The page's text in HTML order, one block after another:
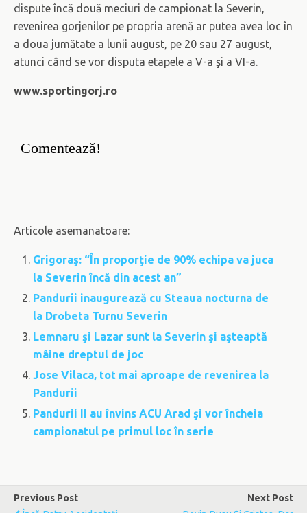
dispute încă două meciuri de campionat la Severin,
revenirea gorjenilor pe propria arenă ar putea avea loc în
a doua jumătate a lunii august, pe 20 sau 27 august,
atunci când se vor disputa etapele a V-a şi a VI-a.
www.sportingorj.ro
Comentează!
Articole asemanatoare:
Grigoraş: “În proporţie de 90% echipa va juca
la Severin încă din acest an”
Pandurii inaugurează cu Steaua nocturna de
la Drobeta Turnu Severin
Lemnaru şi Lazar sunt la Severin şi aşteaptă
mâine dreptul de joc
Jose Vilaca, tot mai aproape de revenirea la
Pandurii
Pandurii II au învins ACU Arad şi vor încheia
campionatul pe primul loc în serie
Previous Post
Next Post